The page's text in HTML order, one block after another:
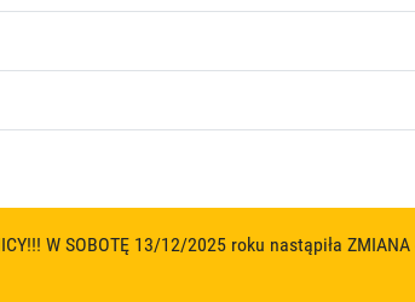
W SOBOTĘ 13/12/2025 roku nastąpiła